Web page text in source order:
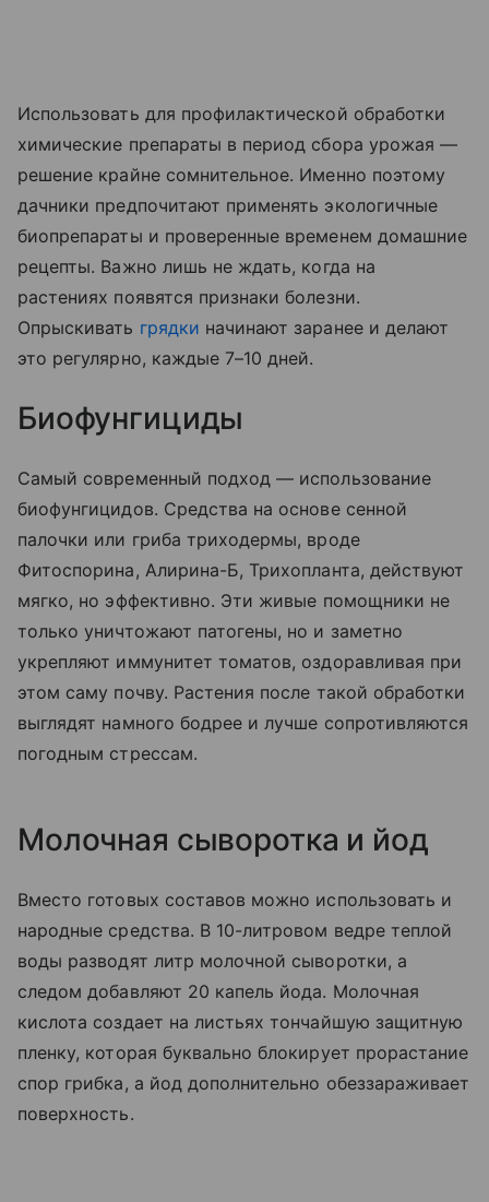
Использовать для профилактической обработки
химические препараты в период сбора урожая —
решение крайне сомнительное. Именно поэтому
дачники предпочитают применять экологичные
биопрепараты и проверенные временем домашние
рецепты. Важно лишь не ждать, когда на
растениях появятся признаки болезни.
Опрыскивать грядки начинают заранее и делают
это регулярно, каждые 7–10 дней.
Биофунгициды
Самый современный подход — использование
биофунгицидов. Средства на основе сенной
палочки или гриба триходермы, вроде
Фитоспорина, Алирина-Б, Трихопланта, действуют
мягко, но эффективно. Эти живые помощники не
только уничтожают патогены, но и заметно
укрепляют иммунитет томатов, оздоравливая при
этом саму почву. Растения после такой обработки
выглядят намного бодрее и лучше сопротивляются
погодным стрессам.
Молочная сыворотка и йод
Вместо готовых составов можно использовать и
народные средства. В 10-литровом ведре теплой
воды разводят литр молочной сыворотки, а
следом добавляют 20 капель йода. Молочная
кислота создает на листьях тончайшую защитную
пленку, которая буквально блокирует прорастание
спор грибка, а йод дополнительно обеззараживает
поверхность.